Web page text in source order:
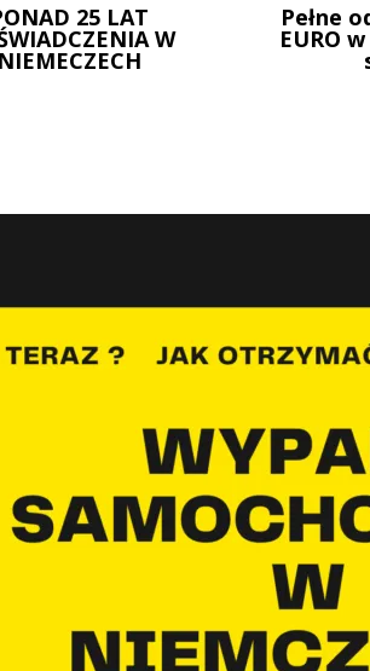
25 LAT
W
NIEMECZECH
Pełne
EURO